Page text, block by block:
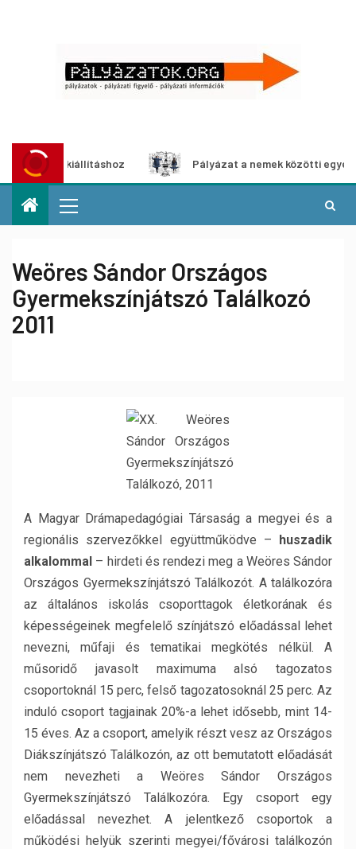
kiállításhoz Pályázat a nemek közötti egyenlőség
Weöres Sándor Országos
Gyermekszínjátszó Találkozó
2011
A Magyar Drámapedagógiai Társaság a megyei és a
regionális szervezőkkel együttműködve – huszadik
alkalommal – hirdeti és rendezi meg a Weöres Sándor
Országos Gyermekszínjátszó Találkozót. A találkozóra
az általános iskolás csoporttagok életkorának és
képességeinek megfelelő színjátszó előadással lehet
nevezni, műfaji és tematikai megkötés nélkül. A
műsoridő javasolt maximuma alsó tagozatos
csoportoknál 15 perc, felső tagozatosoknál 25 perc. Az
induló csoport tagjainak 20%-a lehet idősebb, mint 14-
15 éves. Az a csoport, amelyik részt vesz az Országos
Diákszínjátszó Találkozón, az ott bemutatott előadását
nem nevezheti a Weöres Sándor Országos
Gyermekszínjátszó Találkozóra. Egy csoport egy
előadással nevezhet. A jelentkező csoportok a
működési helyük szerinti megyei/fővárosi találkozón